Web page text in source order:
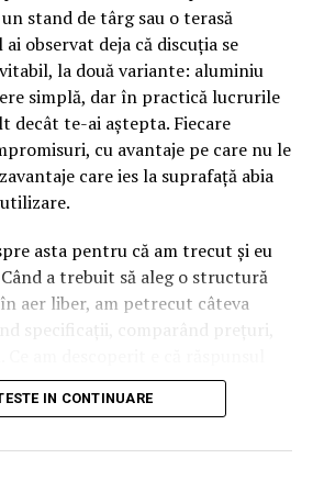
stand de târg sau o terasă
observat deja că discuția se
la două variante: aluminiu
simplă, dar în practică lucrurile
decât te-ai aștepta. Fiecare
cu avantaje pe care nu le
care ies la suprafață abia
asta pentru că am trecut și eu
a trebuit să aleg o structură
aer liber, am petrecut câteva
specificații, comparând prețuri,
de context, de cât de des muți
meteo ai de înfruntat.
IN CONTINUARE